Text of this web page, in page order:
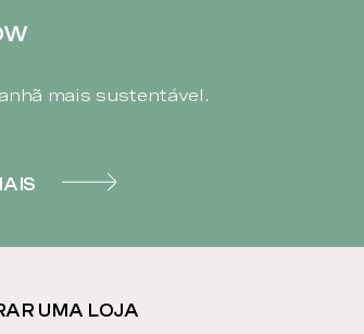
mais sustentável.
UMA LOJA